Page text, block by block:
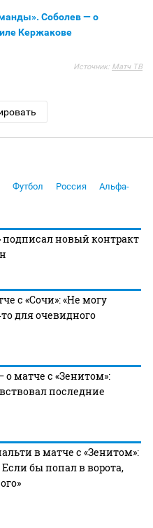
Соболев — о
Кержакове
Источник: Матч ТВ
Футбол Россия
Альфа-
подписал новый контракт
с «Сочи»: «Не могу
для очевидного
матче с «Зенитом»:
последние
в матче с «Зенитом»:
бы попал в ворота,